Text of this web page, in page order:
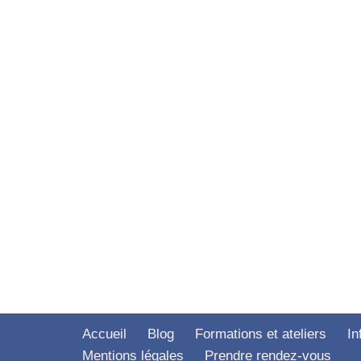
Accueil Blog Formations et ateliers
Mentions légales
Prendre rendez-vous